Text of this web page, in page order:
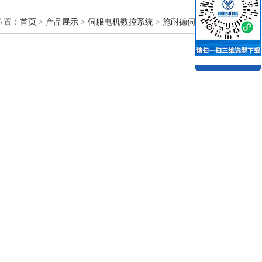
： 首页 > 产品展示 > 伺服电机数控系统 > 施耐德伺服电机